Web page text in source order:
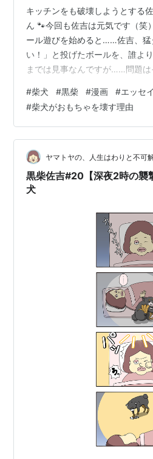
キッチンをも破壊しようとする
ん 🐾今回も佐吉は元気です（笑
ール遊びを始めると……佐吉、猛
い！」と投げたボールを、誰よ
までは見事なんですが……問題は
バシッ！ビリッ！ あっという間
に……。 「やめてー！」と言って
伝わりません（笑）。 最後は満
ら分からないでやんす♡」 毎回
もちゃを壊すのは悪いこと？ 実
自体は犬にとってごく自然な行
#柴犬 #黒柴 #漫画 #エッセイ
#柴犬がおもちゃを壊す理由
ヤマトヤの、人生はわりと不可
黒柴佐吉#20【深夜2時の襲
犬